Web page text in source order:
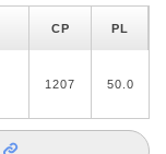
CP PL
1207 50.0